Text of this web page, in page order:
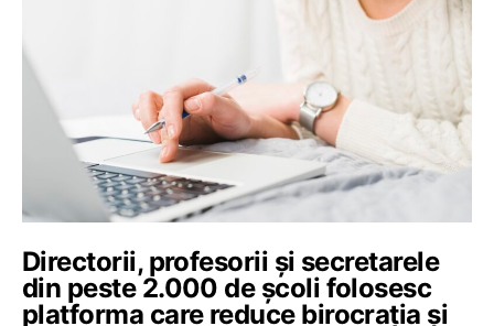
Directorii, profesorii și secretarele
din peste 2.000 de școli folosesc
platforma care reduce birocrația și